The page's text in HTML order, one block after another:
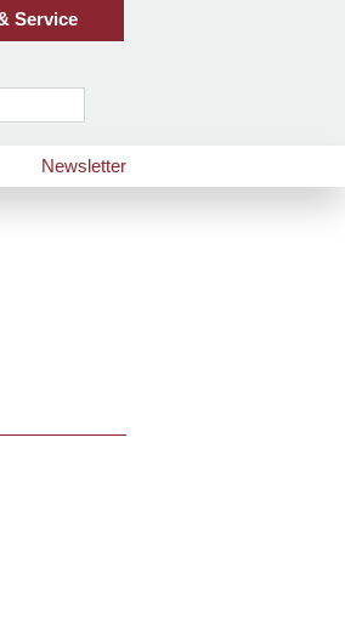
Service
Newsletter